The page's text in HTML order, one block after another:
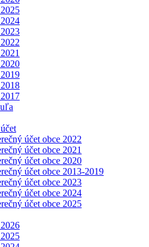
účet obce 2022
účet obce 2021
účet obce 2020
účet obce 2013-2019
účet obce 2023
účet obce 2024
účet obce 2025